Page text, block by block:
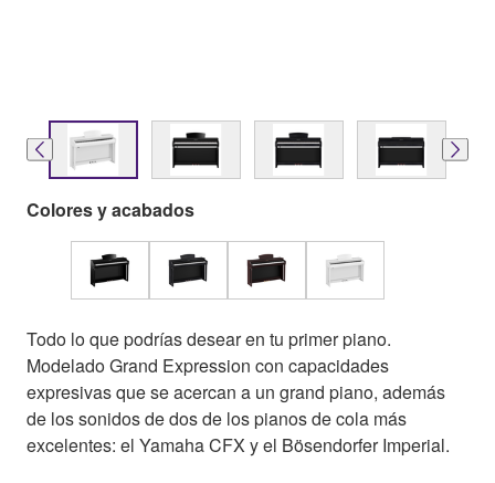
Colores y acabados
Todo lo que podrías desear en tu primer piano.
Modelado Grand Expression con capacidades
expresivas que se acercan a un grand piano, además
de los sonidos de dos de los pianos de cola más
excelentes: el Yamaha CFX y el Bösendorfer Imperial.